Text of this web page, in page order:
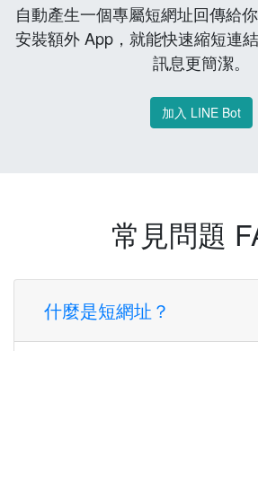
自動產生一個專屬短網址回傳給
安裝額外 App，就能快速縮短連結
訊息更簡潔。
加入 LINE Bot
常見問題
什麼是短網址？